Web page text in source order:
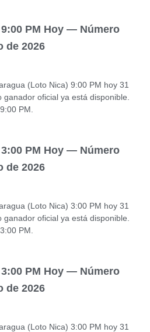
PM Hoy — Número
de 2026
(Loto Nica) 9:00 PM hoy 31
oficial ya está disponible.
PM.
PM Hoy — Número
de 2026
(Loto Nica) 3:00 PM hoy 31
oficial ya está disponible.
PM.
PM Hoy — Número
de 2026
(Loto Nica) 3:00 PM hoy 31